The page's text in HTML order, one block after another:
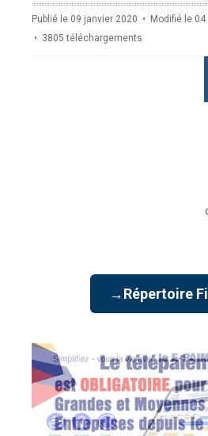
Publié le 09 janvier 2020 Modifié le
3805 téléchargements
→Répertoire